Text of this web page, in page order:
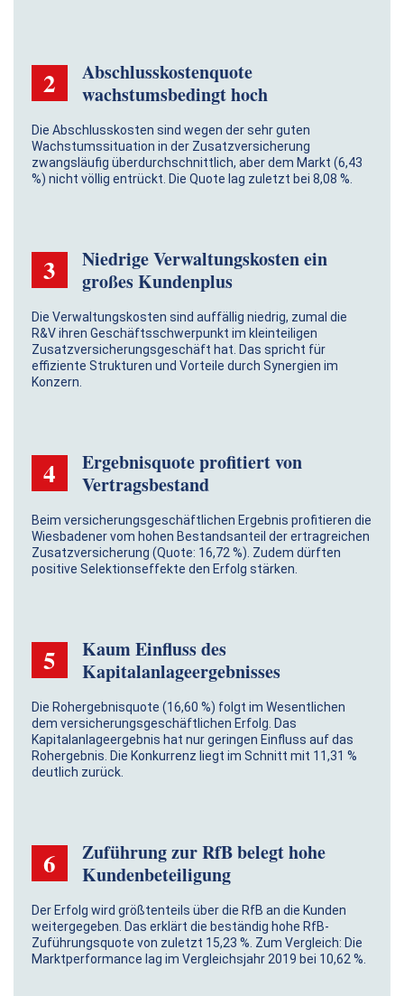
2
Abschlusskostenquote
wachstumsbedingt hoch
Die Abschlusskosten sind wegen der sehr guten
Wachstumssituation in der Zusatzversicherung
zwangsläufig überdurchschnittlich, aber dem Markt (6,43
%) nicht völlig entrückt. Die Quote lag zuletzt bei 8,08 %.
3
Niedrige Verwaltungskosten ein
großes Kundenplus
Die Verwaltungskosten sind auffällig niedrig, zumal die
R&V ihren Geschäftsschwerpunkt im kleinteiligen
Zusatzversicherungsgeschäft hat. Das spricht für
effiziente Strukturen und Vorteile durch Synergien im
Konzern.
4
Ergebnisquote profitiert von
Vertragsbestand
Beim versicherungsgeschäftlichen Ergebnis profitieren die
Wiesbadener vom hohen Bestandsanteil der ertragreichen
Zusatzversicherung (Quote: 16,72 %). Zudem dürften
positive Selektionseffekte den Erfolg stärken.
5
Kaum Einfluss des
Kapitalanlageergebnisses
Die Rohergebnisquote (16,60 %) folgt im Wesentlichen
dem versicherungsgeschäftlichen Erfolg. Das
Kapitalanlageergebnis hat nur geringen Einfluss auf das
Rohergebnis. Die Konkurrenz liegt im Schnitt mit 11,31 %
deutlich zurück.
6
Zuführung zur RfB belegt hohe
Kundenbeteiligung
Der Erfolg wird größtenteils über die RfB an die Kunden
weitergegeben. Das erklärt die beständig hohe RfB-
Zuführungsquote von zuletzt 15,23 %. Zum Vergleich: Die
Marktperformance lag im Vergleichsjahr 2019 bei 10,62 %.